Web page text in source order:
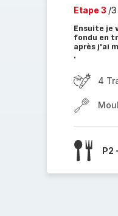
Etape 3 /3
Ensuite je
fondu en
après j'ai
.
4
P2